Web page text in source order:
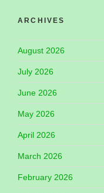
ARCHIVES
August 2026
July 2026
June 2026
May 2026
April 2026
March 2026
February 2026